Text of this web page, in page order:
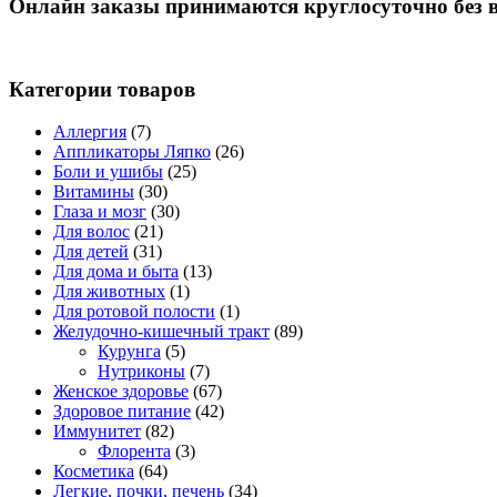
Онлайн заказы принимаются круглосуточно без
Категории товаров
Аллергия (7)
Аппликаторы Ляпко (26)
Боли и ушибы (25)
Витамины (30)
Глаза и мозг (30)
Для волос (21)
Для детей (31)
Для дома и быта (13)
Для животных (1)
Для ротовой полости (1)
Желудочно-кишечный тракт (89)
Курунга (5)
Нутриконы (7)
Женское здоровье (67)
Здоровое питание (42)
Иммунитет (82)
Флорента (3)
Косметика (64)
Легкие, почки, печень (34)